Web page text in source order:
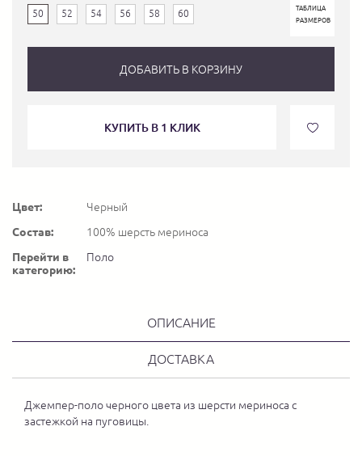
50 52 54 56 58 60
ТАБЛИЦА
РАЗМЕРОВ
ДОБАВИТЬ В КОРЗИНУ
КУПИТЬ В 1 КЛИК
Цвет:
Черный
Состав:
100% шерсть мериноса
Перейти в
категорию:
Поло
ОПИСАНИЕ
ДОСТАВКА
Джемпер-поло черного цвета из шерсти мериноса с
застежкой на пуговицы.